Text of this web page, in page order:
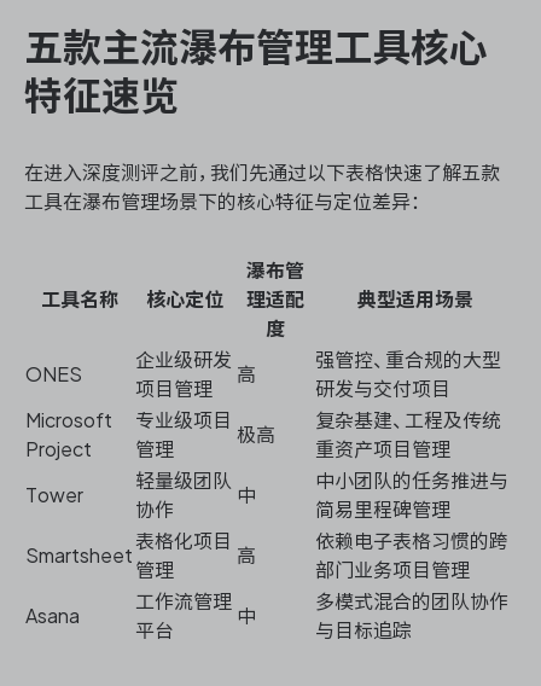
五款主流瀑布管理工具核心
特征速览
在进入深度测评之前，我们先通过以下表格快速了解五款
工具在瀑布管理场景下的核心特征与定位差异：
工具名称 核心定位
瀑布管
理适配
度
典型适用场景
ONES
企业级研发
项目管理
高
强管控、重合规的大型
研发与交付项目
Microsoft
Project
专业级项目
管理
极高
复杂基建、工程及传统
重资产项目管理
Tower
轻量级团队
协作
中
中小团队的任务推进与
简易里程碑管理
Smartsheet
表格化项目
管理
高
依赖电子表格习惯的跨
部门业务项目管理
Asana
工作流管理
平台
中
多模式混合的团队协作
与目标追踪